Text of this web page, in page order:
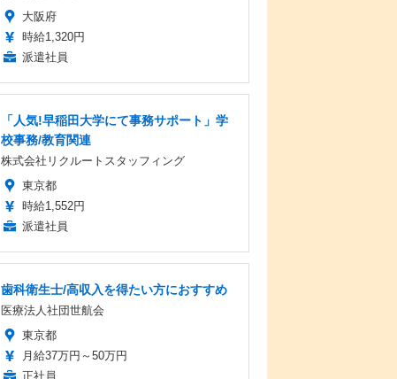
大阪府
時給1,320円
派遣社員
「人気!早稲田大学にて事務サポート」学
校事務/教育関連
株式会社リクルートスタッフィング
東京都
時給1,552円
派遣社員
歯科衛生士/高収入を得たい方におすすめ
医療法人社団世航会
東京都
月給37万円～50万円
正社員